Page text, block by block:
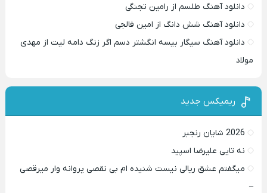
دانلود آهنگ طلسم از رامین تجنگی
دانلود آهنگ شش دانگ از امین فالجی
دانلود آهنگ سیگار بیسه انگشتر دسم اگر زنگ دامه لیت از مهدی
مولاد
ریمیکس جدید
2026 شایان رنجبر
نه تایی علیرضا اسپید
میگفتم عشق ریالی نیست شنیده ام بی نقصی پروانه وار میرقصی
–